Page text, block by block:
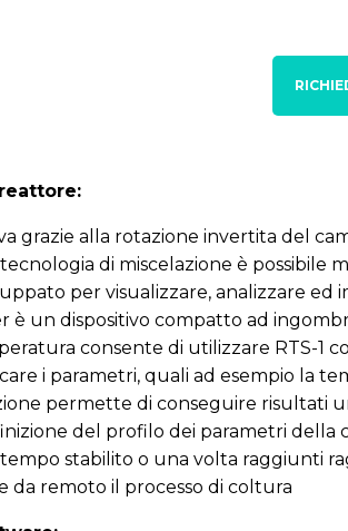
grazie alla rotazione invertita del
di miscelazione è possibile
per visualizzare, analizzare ed
è un dispositivo compatto ad
consente di utilizzare RTS-1
i parametri, quali ad esempio la
permette di conseguire risultati
del profilo dei parametri
stabilito o una volta raggiunti
da remoto il processo di coltura